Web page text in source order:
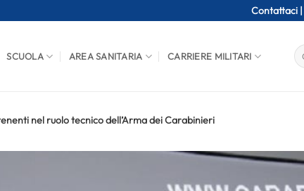
Contattaci |
SCUOLA AREA SANITARIA CARRIERE MILITARI
nel ruolo tecnico dell’Arma dei Carabinieri